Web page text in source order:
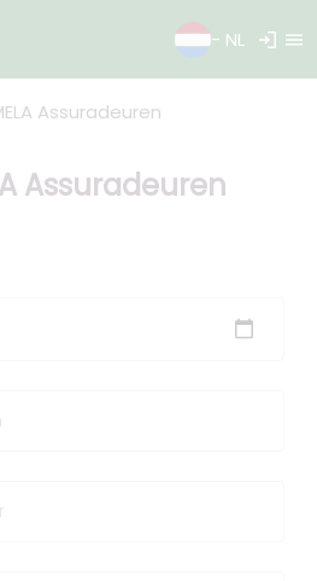
- NL login menu
Assuradeuren
Assuradeuren